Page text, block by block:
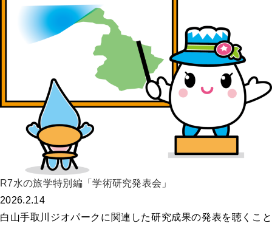
R7水の旅学特別編「学術研究発表会」
2026.2.14
白山手取川ジオパークに関連した研究成果の発表を聴くこと